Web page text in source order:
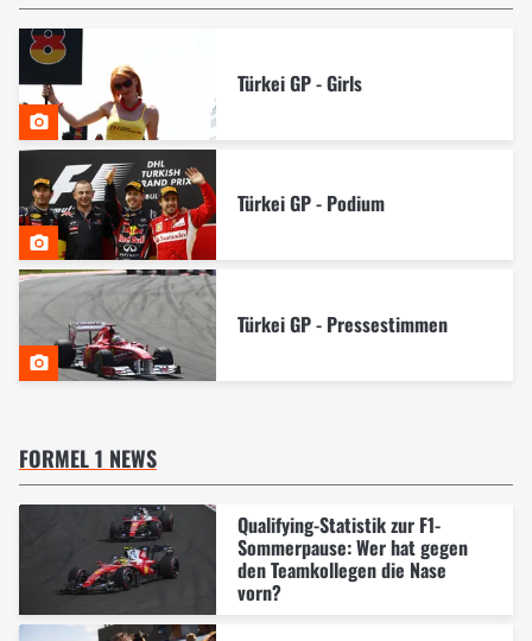
Türkei GP - Girls
Türkei GP - Podium
Türkei GP - Pressestimmen
FORMEL 1 NEWS
Qualifying-Statistik zur F1-
Sommerpause: Wer hat gegen
den Teamkollegen die Nase
vorn?